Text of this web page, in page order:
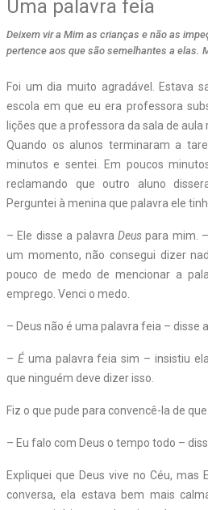
Uma palavra feia
Deixem vir a Mim as crianças e não as
pertence aos que são semelhantes a elas.
Foi um dia muito agradável. Estava
escola em que eu era professora
lições que a professora da sala de aula
Quando os alunos terminaram a
minutos e sentei. Em poucos
reclamando que outro aluno
Perguntei à menina que palavra ele
– Ele disse a palavra Deuspara mim.
um momento, não consegui dizer
pouco de medo de mencionar a
emprego. Venci o medo.
– Deus não é uma palavra feia – disse
– É uma palavra feia sim – insistiu
que ninguém deve dizer isso.
Fiz o que pude para convencê-la de que
– Eu falo com Deus o tempo todo –
Expliquei que Deus vive no Céu, mas
conversa, ela estava bem mais